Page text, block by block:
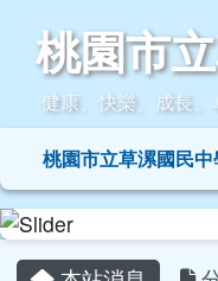
桃園市立草漯
桃園市
健康、快樂、成長、
導覽列桃園市立草漯國民中